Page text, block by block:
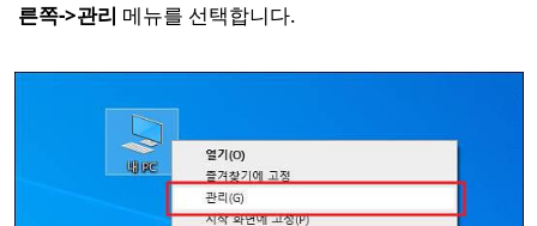
른쪽->관리 메뉴를 선택합니다.